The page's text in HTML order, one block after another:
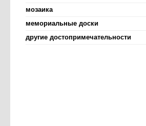
мозаика
мемориальные доски
другие достопримечательности